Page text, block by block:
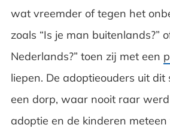
wat vreemder of tegen het
zoals “Is je man buitenlands?”
Nederlands?” toen zij met een
liepen. De adoptieouders uit dit
een dorp, waar nooit raar
adoptie en de kinderen